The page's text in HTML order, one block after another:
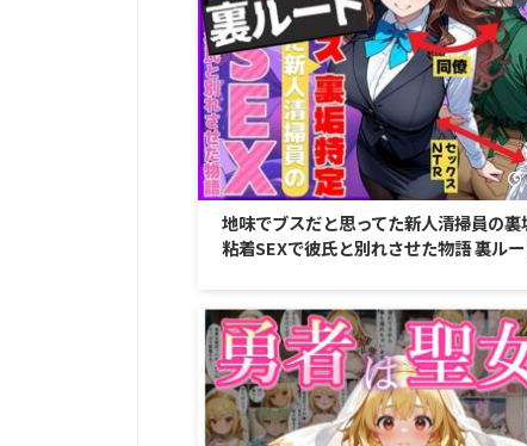
地味でブスだと思ってた新人清掃員の裏
粘着SEXで彼氏と別れさせた物語 裏ル